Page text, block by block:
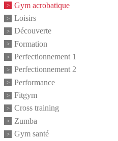
Gym acrobatique
Loisirs
Découverte
Formation
Perfectionnement 1
Perfectionnement 2
Performance
Fitgym
Cross training
Zumba
Gym santé